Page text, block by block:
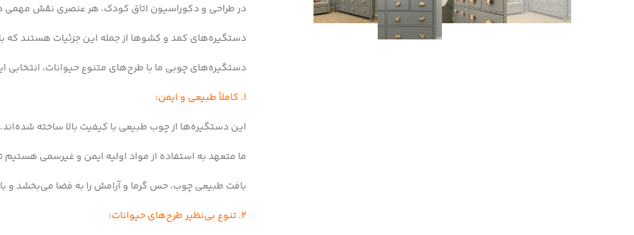
در طراحی و دکوراسیون اتاق کودک، هر عنصری نقش مهمی
دستگیره‌های کمد و کشوها از جمله این جزئیات هستند که
دستگیره‌های چوبی ما با طرح‌های متنوع حیوانات، انتخابی
1. کاملاً طبیعی و ایمن:
این دستگیره‌ها از چوب طبیعی با کیفیت بالا ساخته شده‌اند.
ما متعهد به استفاده از مواد اولیه ایمن و غیرسمی هستیم
بافت طبیعی چوب، حس گرما و آرامش را به فضا می‌بخشد و
2. تنوع بی‌نظیر طرح‌های حیوانات: